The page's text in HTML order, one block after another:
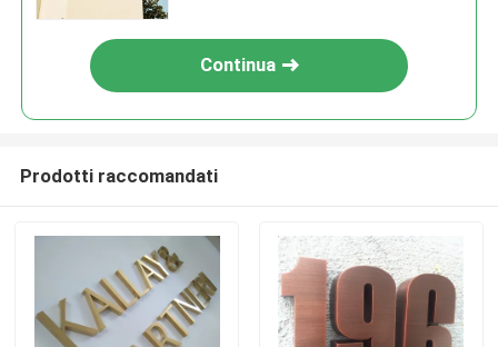
Continua
Prodotti raccomandati